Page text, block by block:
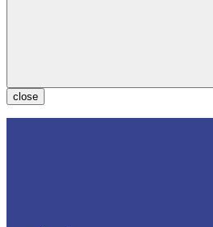
close